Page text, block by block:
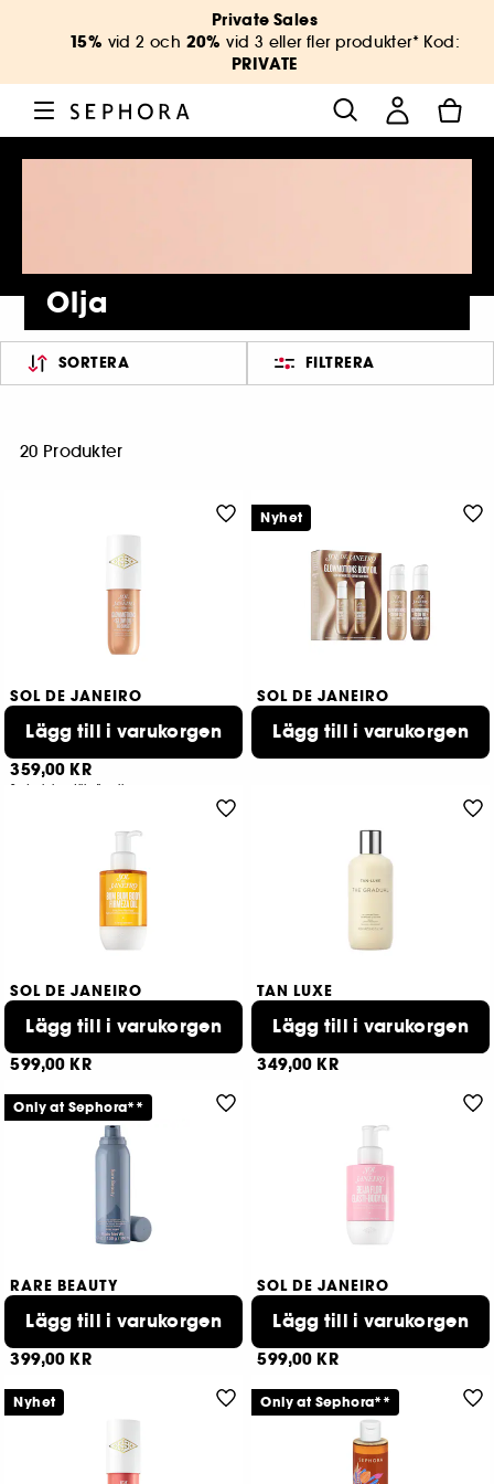
Private Sales
15% vid 2 och 20% vid 3 eller fler produkter* Kod:
PRIVATE
Olja
SORTERA FILTRERA
20 Produkter
SOL DE JANEIRO
Glowmotions Glow Oil
Glittrig och närande kroppsolja
359,00 KR
2 storlekar tillgängliga
Lägg till i varukorgen
SOL DE JANEIRO
Glowmotions Body Oil Set
Set med skimrande & närande kroppsoljor
369,00 KR
Lägg till i varukorgen
Nyhet
SOL DE JANEIRO
Bum Bum Body Firmeza Oil
Body oil
599,00 KR
Lägg till i varukorgen
TAN LUXE
The Gradual
Gradual Self Tan Lotion
349,00 KR
Lägg till i varukorgen
RARE BEAUTY
Find Comfort Feel Seen
Återfuktande kroppsmousse som förvandlas till olja
399,00 KR
Lägg till i varukorgen
Only at Sephora**
SOL DE JANEIRO
Beija Flor™ Elasti-Body Oil
Plumpande kroppsolja
599,00 KR
Lägg till i varukorgen
Nyhet Only at Sephora**